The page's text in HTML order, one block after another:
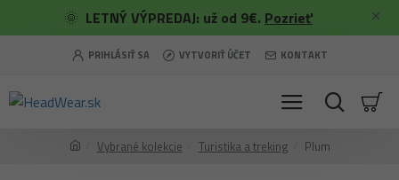
🌞 LETNÝ VÝPREDAJ: už od 9€. Pozrieť
PRIHLÁSIŤ SA VYTVORIŤ ÚČET KONTAKT
Vybrané kolekcie Turistika a treking Plum